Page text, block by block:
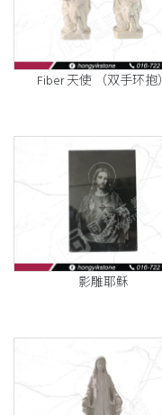
Fiber 天使 （双手环抱）
影雕耶稣